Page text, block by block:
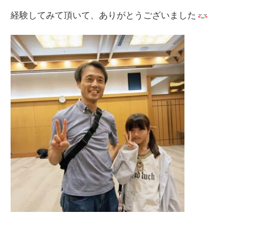
経験してみて頂いて、ありがとうございました